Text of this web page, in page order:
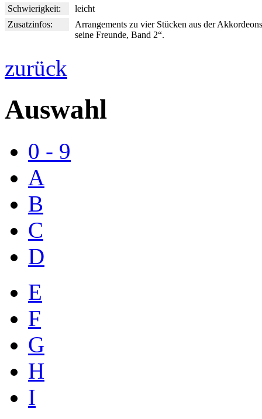
Schwierigkeit:
leicht
Zusatzinfos:
Arrangements zu vier Stücken aus der
seine Freunde, Band 2“.
zurück
Auswahl
0 - 9
A
B
C
D
E
F
G
H
I